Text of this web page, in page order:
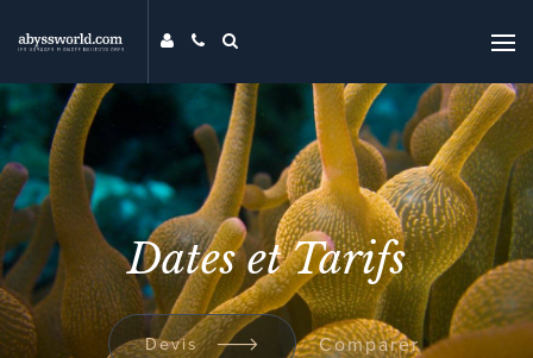
DESTINATIONS
THÉMATIQUES
PROMOS
MAG
MON ABYSS
CONTACT
COMPARER
UNIVERS ABYSS
Dates et Tarifs
Devis Comparer